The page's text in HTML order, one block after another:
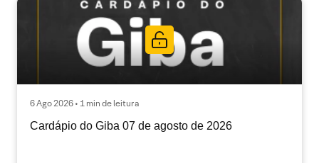
6 Ago 2026 • 1 min de leitura
Cardápio do Giba 07 de agosto de 2026